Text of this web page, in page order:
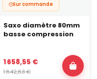
Sur commande
Saxo diamètre 80mm
basse compression
1 658,55 €
1 842,83 €